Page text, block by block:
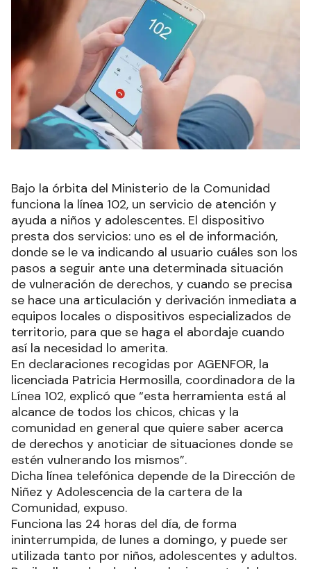
Bajo la órbita del Ministerio de la Comunidad
funciona la línea 102, un servicio de atención y
ayuda a niños y adolescentes. El dispositivo
presta dos servicios: uno es el de información,
donde se le va indicando al usuario cuáles son los
pasos a seguir ante una determinada situación
de vulneración de derechos, y cuando se precisa
se hace una articulación y derivación inmediata a
equipos locales o dispositivos especializados de
territorio, para que se haga el abordaje cuando
así la necesidad lo amerita.
En declaraciones recogidas por AGENFOR, la
licenciada Patricia Hermosilla, coordinadora de la
Línea 102, explicó que “esta herramienta está al
alcance de todos los chicos, chicas y la
comunidad en general que quiere saber acerca
de derechos y anoticiar de situaciones donde se
estén vulnerando los mismos”.
Dicha línea telefónica depende de la Dirección de
Niñez y Adolescencia de la cartera de la
Comunidad, expuso.
Funciona las 24 horas del día, de forma
ininterrumpida, de lunes a domingo, y puede ser
utilizada tanto por niños, adolescentes y adultos.